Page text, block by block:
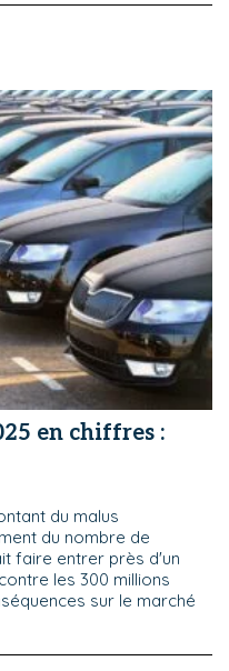
en chiffres :
du malus
du nombre de
faire entrer près d'un
les 300 millions
sur le marché